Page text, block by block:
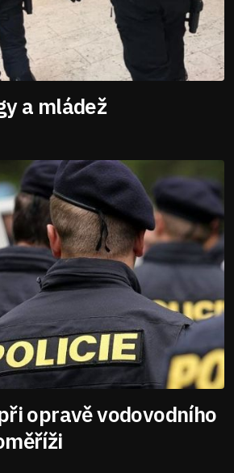
a mládež
opravě vodovodního